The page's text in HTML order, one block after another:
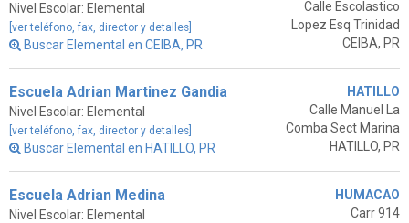
Nivel Escolar: Elemental
[ver teléfono, fax, director y detalles]
Buscar Elemental en CEIBA, PR
Calle Escolastico
Lopez Esq Trinidad
CEIBA, PR
Escuela Adrian Martinez Gandia
Nivel Escolar: Elemental
[ver teléfono, fax, director y detalles]
Buscar Elemental en HATILLO, PR
HATILLO
Calle Manuel La
Comba Sect Marina
HATILLO, PR
Escuela Adrian Medina
Nivel Escolar: Elemental
HUMACAO
Carr 914